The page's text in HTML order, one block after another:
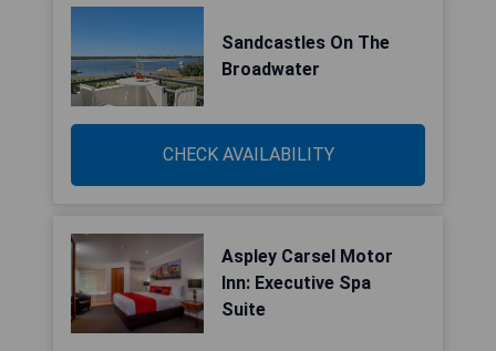
Sandcastles On The
Broadwater
CHECK AVAILABILITY
Aspley Carsel Motor
Inn: Executive Spa
Suite